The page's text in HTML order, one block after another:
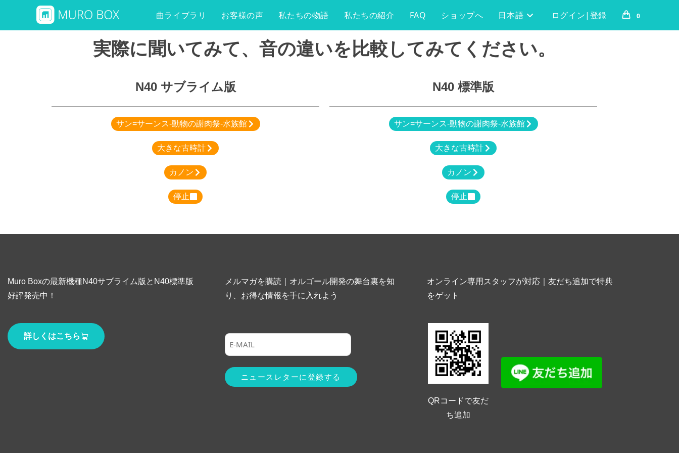
曲ライブラリ お客様の声 私たちの物語 私たちの紹介 FAQ ショップへ 日本語 ログイン|登録 0
実際に聞いてみて、音の違いを比較してみてください。
N40 サブライム版
サン=サーンス-動物の謝肉祭-水族館
大きな古時計
カノン
停止
N40 標準版
サン=サーンス-動物の謝肉祭-水族館
大きな古時計
カノン
停止
Muro Boxの最新機種N40サブライム版とN40標準版
好評発売中！
詳しくはこちら
メルマガを購読｜オルゴール開発の舞台裏を知
り、お得な情報を手に入れよう
オンライン専用スタッフが対応｜友だち追加で特典
をゲット
QRコードで友だ
ち追加